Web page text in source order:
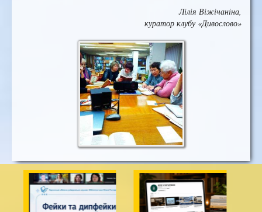
Лілія Віжічаніна,
куратор клубу «Дивослово»